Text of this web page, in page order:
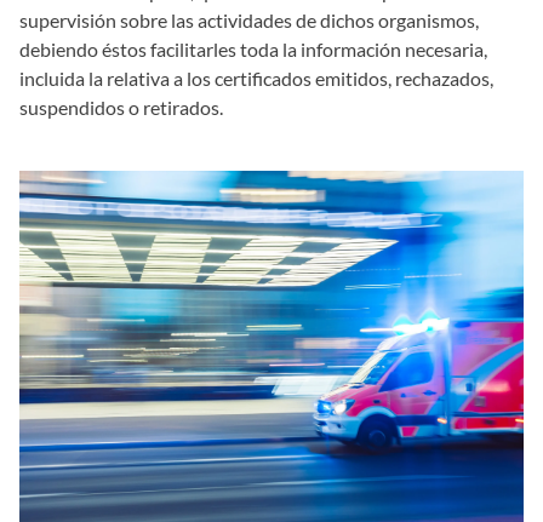
supervisión sobre las actividades de dichos organismos,
debiendo éstos facilitarles toda la información necesaria,
incluida la relativa a los certificados emitidos, rechazados,
suspendidos o retirados.